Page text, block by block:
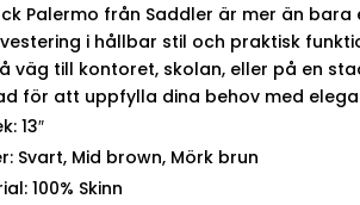
Palermo från Saddler är mer än bara
i hållbar stil och praktisk
väg till kontoret, skolan, eller på en
för att uppfylla dina behov med
13″
Svart, Mid brown, Mörk brun
100% Skinn